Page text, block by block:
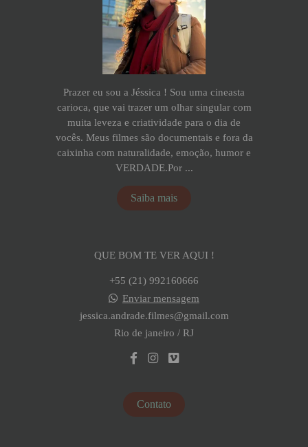
Prazer eu sou a Jéssica ! Sou uma cineasta
carioca, que vai trazer um olhar singular com
muita leveza e criatividade para o dia de
vocês. Meus filmes são documentais e fora da
caixinha com naturalidade, emoção, humor e
VERDADE.Por ...
Saiba mais
QUE BOM TE VER AQUI !
+55 (21) 992160666
Enviar mensagem
jessica.andrade.filmes@gmail.com
Rio de janeiro / RJ
Contato